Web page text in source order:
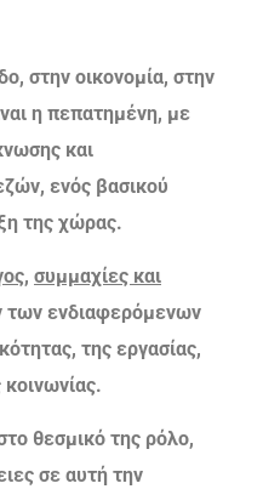
στην οικονομία, στην
η πεπατημένη, με
και
ενός βασικού
της χώρας.
, συμμαχίες και
των ενδιαφερόμενων
της εργασίας,
κοινωνίας.
θεσμικό της ρόλο,
σε αυτή την